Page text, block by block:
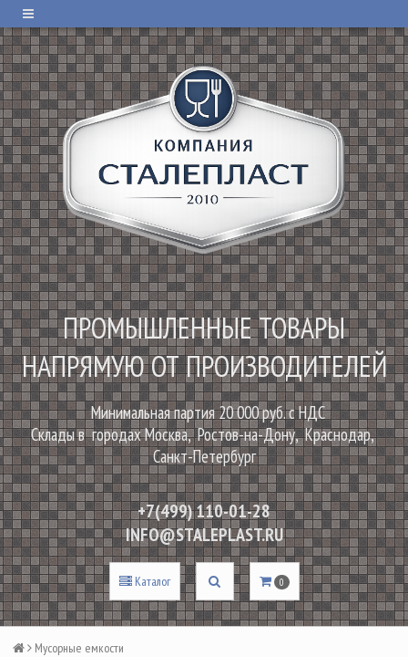
ПРОМЫШЛЕННЫЕ ТОВАРЫ
НАПРЯМУЮ ОТ ПРОИЗВОДИТЕЛЕЙ
Минимальная партия 20 000 руб. с НДС
Склады в городах Москва, Ростов-на-Дону, Краснодар,
Санкт-Петербург
+7(499) 110-01-28
INFO@STALEPLAST.RU
Каталог 0
Мусорные емкости